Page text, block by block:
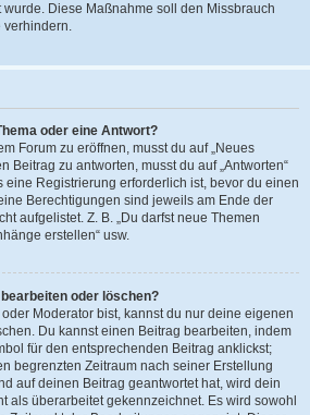
Diese Maßnahme soll den Missbrauch
verhindern.
oder eine Antwort?
Forum zu eröffnen, musst du auf „Neues
Beitrag zu antworten, musst du auf „Antworten“
eine Registrierung erforderlich ist, bevor du einen
Berechtigungen sind jeweils am Ende der
aufgelistet. Z. B. „Du darfst neue Themen
erstellen“ usw.
oder löschen?
Moderator bist, kannst du nur deine eigenen
Du kannst einen Beitrag bearbeiten, indem
für den entsprechenden Beitrag anklickst;
begrenzten Zeitraum nach seiner Erstellung
auf deinen Beitrag geantwortet hat, wird dein
als überarbeitet gekennzeichnet. Es wird sowohl